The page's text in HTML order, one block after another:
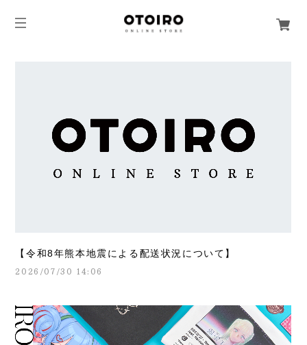
【令和8年熊本地震による配送状況について】
2026/07/30 14:06